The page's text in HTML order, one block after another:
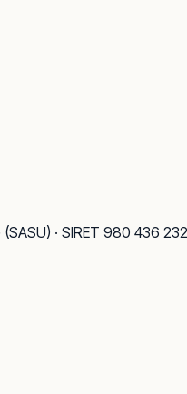
· SIRET 980 436